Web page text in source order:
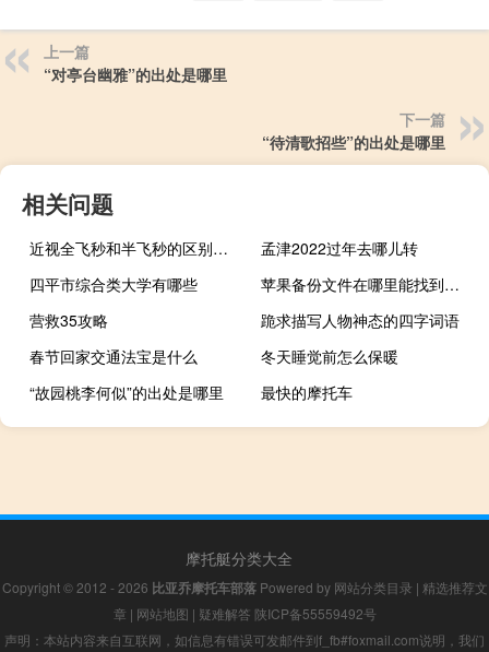
上一篇
“对亭台幽雅”的出处是哪里
下一篇
“待清歌招些”的出处是哪里
相关问题
近视全飞秒和半飞秒的区别（近视全飞秒和半飞秒的优缺点）
孟津2022过年去哪儿转
四平市综合类大学有哪些
苹果备份文件在哪里能找到（苹果备份文件在哪里）
营救35攻略
跪求描写人物神态的四字词语
春节回家交通法宝是什么
冬天睡觉前怎么保暖
“故园桃李何似”的出处是哪里
最快的摩托车
摩托艇分类大全
Copyright © 2012 - 2026 比亚乔摩托车部落Powered by 网站分类目录 | 精选推荐文
章 | 网站地图 | 疑难解答 陕ICP备55559492号
声明：本站内容来自互联网，如信息有错误可发邮件到f_fb#foxmail.com说明，我们